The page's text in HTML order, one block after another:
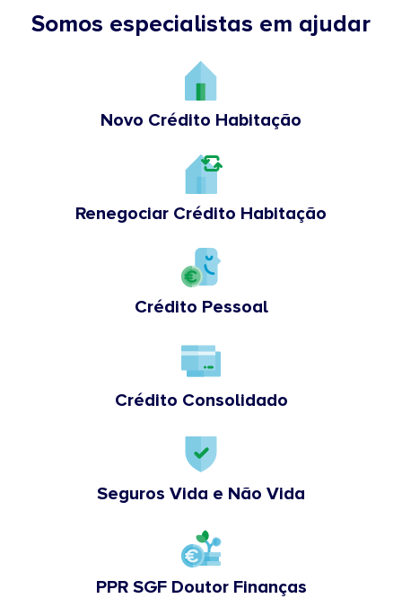
Somos especialistas em ajudar
Novo Crédito Habitação
Renegociar Crédito Habitação
Crédito Pessoal
Crédito Consolidado
Seguros Vida e Não Vida
PPR SGF Doutor Finanças